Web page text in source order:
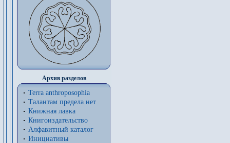
Архив разделов
Terra anthroposophia
Талантам предела нет
Книжная лавка
Книгоиздательство
Алфавитный каталог
Инициативы